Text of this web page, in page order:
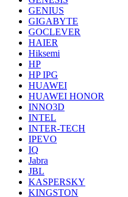
GENIUS
GIGABYTE
GOCLEVER
HAIER
Hiksemi
HP
HP IPG
HUAWEI
HUAWEI HONOR
INNO3D
INTEL
INTER-TECH
IPEVO
IQ
Jabra
JBL
KASPERSKY
KINGSTON